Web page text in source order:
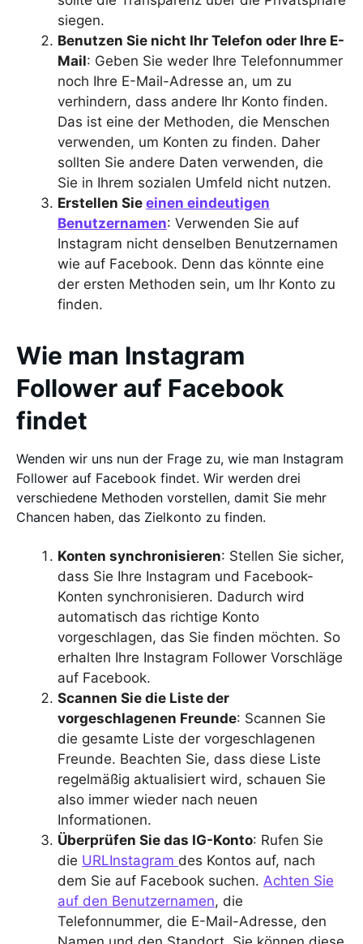
siegen.
Benutzen Sie nicht Ihr Telefon oder Ihre E-
Mail: Geben Sie weder Ihre Telefonnummer
noch Ihre E-Mail-Adresse an, um zu
verhindern, dass andere Ihr Konto finden.
Das ist eine der Methoden, die Menschen
verwenden, um Konten zu finden. Daher
sollten Sie andere Daten verwenden, die
Sie in Ihrem sozialen Umfeld nicht nutzen.
Erstellen Sie einen eindeutigen
Benutzernamen: Verwenden Sie auf
Instagram nicht denselben Benutzernamen
wie auf Facebook. Denn das könnte eine
der ersten Methoden sein, um Ihr Konto zu
finden.
Wie man Instagram
Follower auf Facebook
findet
Wenden wir uns nun der Frage zu, wie man Instagram
Follower auf Facebook findet. Wir werden drei
verschiedene Methoden vorstellen, damit Sie mehr
Chancen haben, das Zielkonto zu finden.
Konten synchronisieren: Stellen Sie sicher,
dass Sie Ihre Instagram und Facebook-
Konten synchronisieren. Dadurch wird
automatisch das richtige Konto
vorgeschlagen, das Sie finden möchten. So
erhalten Ihre Instagram Follower Vorschläge
auf Facebook.
Scannen Sie die Liste der
vorgeschlagenen Freunde: Scannen Sie
die gesamte Liste der vorgeschlagenen
Freunde. Beachten Sie, dass diese Liste
regelmäßig aktualisiert wird, schauen Sie
also immer wieder nach neuen
Informationen.
Überprüfen Sie das IG-Konto: Rufen Sie
die URLInstagram des Kontos auf, nach
dem Sie auf Facebook suchen. Achten Sie
auf den Benutzernamen, die
Telefonnummer, die E-Mail-Adresse, den